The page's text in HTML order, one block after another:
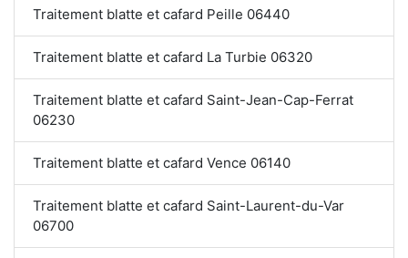
Traitement blatte et cafard Peille 06440
Traitement blatte et cafard La Turbie 06320
Traitement blatte et cafard Saint-Jean-Cap-Ferrat
06230
Traitement blatte et cafard Vence 06140
Traitement blatte et cafard Saint-Laurent-du-Var
06700